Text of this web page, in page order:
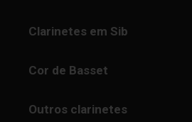
Clarinetes em Sib
Cor de Basset
Outros clarinetes